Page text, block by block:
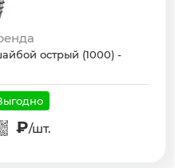
острый (1000) -
₽/шт.